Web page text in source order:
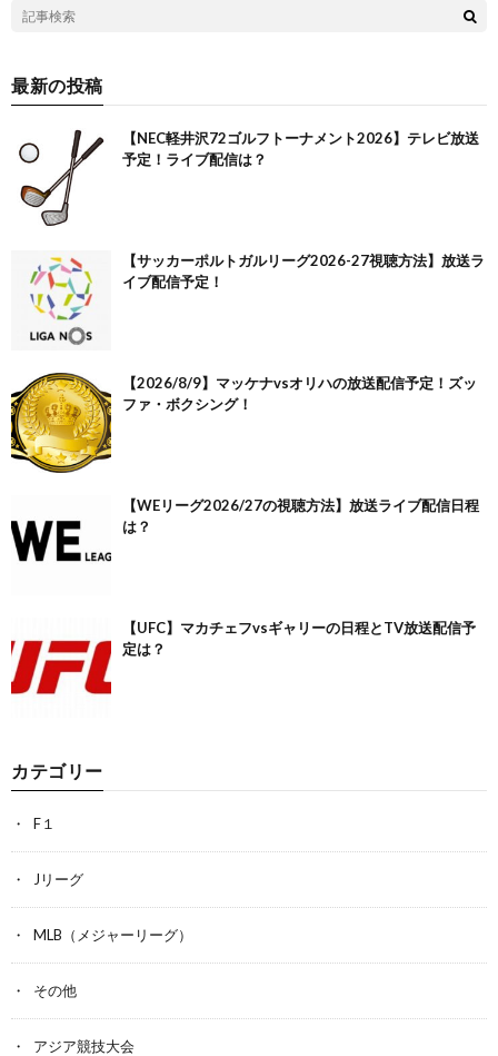
最新の投稿
【NEC軽井沢72ゴルフトーナメント2026】テレビ放送
予定！ライブ配信は？
【サッカーポルトガルリーグ2026-27視聴方法】放送ラ
イブ配信予定！
【2026/8/9】マッケナvsオリハの放送配信予定！ズッ
ファ・ボクシング！
【WEリーグ2026/27の視聴方法】放送ライブ配信日程
は？
【UFC】マカチェフvsギャリーの日程とTV放送配信予
定は？
カテゴリー
F１
Jリーグ
MLB（メジャーリーグ）
その他
アジア競技大会